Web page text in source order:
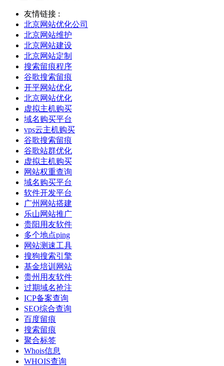
友情链接 :
北京网站优化公司
北京网站维护
北京网站建设
北京网站定制
搜索留痕程序
谷歌搜索留痕
开平网站优化
北京网站优化
虚拟主机购买
域名购买平台
vps云主机购买
谷歌搜索留痕
谷歌站群优化
虚拟主机购买
网站权重查询
域名购买平台
软件开发平台
广州网站搭建
乐山网站推广
贵阳用友软件
多个地点ping
网站测速工具
搜狗搜索引擎
基金培训网站
贵州用友软件
过期域名抢注
ICP备案查询
SEO综合查询
百度留痕
搜索留痕
聚合标签
Whois信息
WHOIS查询